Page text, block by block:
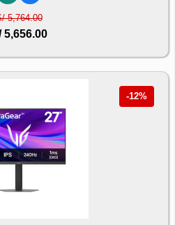
5,764.00
5,656.00
-12%